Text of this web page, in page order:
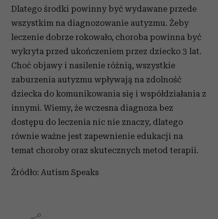
Dlatego środki powinny być wydawane przede
wszystkim na diagnozowanie autyzmu. Żeby
leczenie dobrze rokowało, choroba powinna być
wykryta przed ukończeniem przez dziecko 3 lat.
Choć objawy i nasilenie różnią, wszystkie
zaburzenia autyzmu wpływają na zdolność
dziecka do komunikowania się i współdziałania z
innymi. Wiemy, że wczesna diagnoza bez
dostępu do leczenia nic nie znaczy, dlatego
równie ważne jest zapewnienie edukacji na
temat choroby oraz skutecznych metod terapii.
Źródło: Autism Speaks